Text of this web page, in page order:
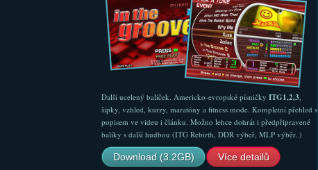
Další ucelený balíček. Americko-evropské písničky ITG1,2,3,
šipky, vzhled, kurzy, maratóny a fitness mode. Kompletní přehled s
popisem ve videu i článku. Možno lehce dohrát i předpřipravené
balíky s další hudbou (ITG Rebirth, DDR výbeř, MLP výběr..)
Download (3.2GB) Více detailů